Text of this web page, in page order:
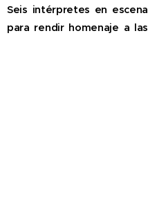
Seis intérpretes en escena
para rendir homenaje a las